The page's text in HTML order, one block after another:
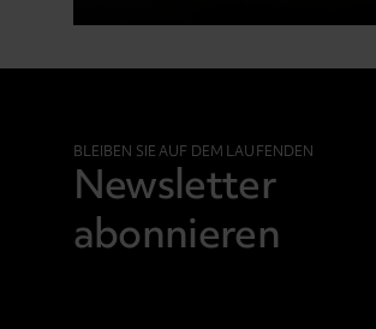
BLEIBEN SIE AUF DEM LAUFENDEN
Newsletter
abonnieren